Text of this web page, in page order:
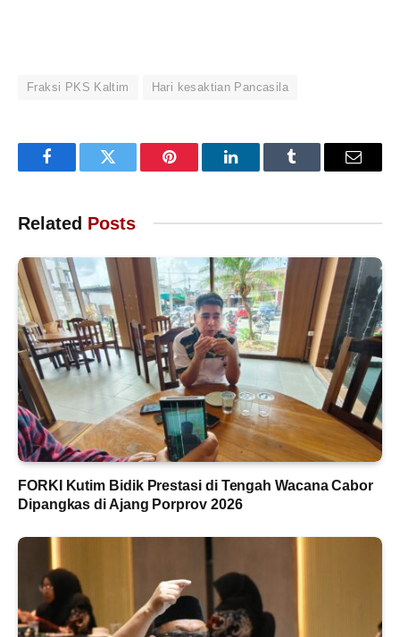
Fraksi PKS Kaltim Hari kesaktian Pancasila
FacebookTwitter Pinterest LinkedInTumblr Email
Related Posts
FORKI Kutim Bidik Prestasi di Tengah Wacana Cabor
Dipangkas di Ajang Porprov 2026